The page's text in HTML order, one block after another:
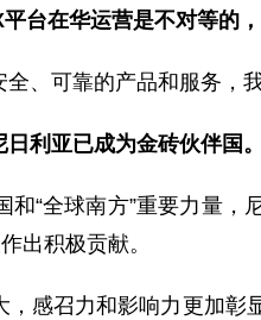
台在华运营是不对等的
、可靠的产品和服务，
利亚已成为金砖伙伴国
“全球南方”重要力量，
出积极贡献。
感召力和影响力更加彰